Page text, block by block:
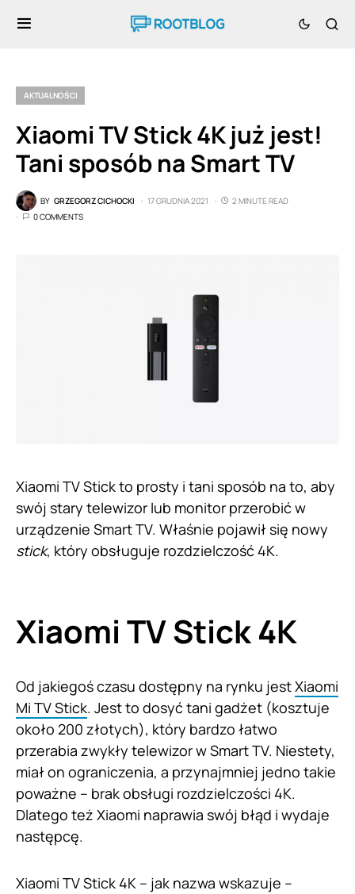
AKTUALNOŚCI
Xiaomi TV Stick 4K już jest!
Tani sposób na Smart TV
BY GRZEGORZ CICHOCKI 17 GRUDNIA 2021
2 MINUTE READ
0 COMMENTS
Xiaomi TV Stick to prosty i tani sposób na to, aby
swój stary telewizor lub monitor przerobić w
urządzenie Smart TV. Właśnie pojawił się nowy
stick, który obsługuje rozdzielczość 4K.
Xiaomi TV Stick 4K
Od jakiegoś czasu dostępny na rynku jestXiaomi
Mi TV Stick. Jest to dosyć tani gadżet (kosztuje
około 200 złotych), który bardzo łatwo
przerabia zwykły telewizor w Smart TV. Niestety,
miał on ograniczenia, a przynajmniej jedno takie
poważne – brak obsługi rozdzielczości 4K.
Dlatego też Xiaomi naprawia swój błąd i wydaje
następcę.
Xiaomi TV Stick 4K – jak nazwa wskazuje –